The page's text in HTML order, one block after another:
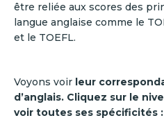
être reliée aux scores des
langue anglaise comme le
et le TOEFL.
Voyons voir leur
d’anglais. Cliquez sur le
voir toutes ses spécificités :